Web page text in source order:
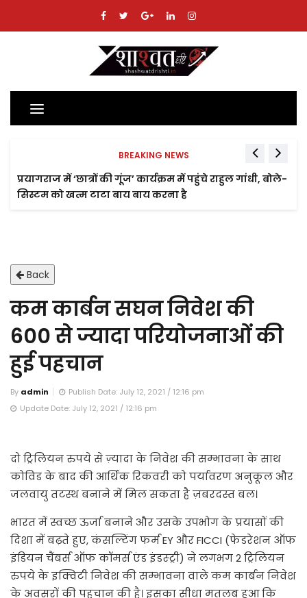
Toggle
navigation
BREAKING NEWS
प्रयागराज में ‘छात्रों की गूंज’ कार्यक्रम में पहुंचे राहुल गांधी, बोले-
सिस्टम को खत्म टाटा बाय बाय करना है
Back
कम कार्बन सघन निवेश की
600 से ज्यादा परियोजनाओं की
हुई पहचान
By admin
Publish Date: July 12, 2021 / 12:16 pm
Update Date: July 12, 2021 / 12:16 pm
दो ट्रिलियन रुपये से ज़्यादा के निवेश की सम्भावना के साथ
कोविड के बाद की आर्थिक रिकवरी को पर्यावरण अनुकूल और
जलवायु तटस्थ बनाने में मिल सकता है ज़बरदस्त बल।
भारत में स्वच्छ ऊर्जा बनाने और उसके उपभोग के प्रयासों की
दिशा में बढ़ते हुए, कंसल्टिंग फर्म EY और FICCI (फेडरेशन ऑफ
इंडियन चैंबर्स ऑफ कॉमर्स एंड इंडस्ट्री) ने लगभग 2 ट्रिलियन
रुपये के इक्विटी निवेश की सम्भावना वाले कम कार्बन निवेश
के अवसरों की पहचान की है। इसका सीधा मतलब हुआ कि